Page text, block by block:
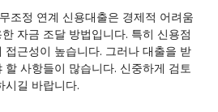
조정 연계 신용대출은 경제적 어려움
자금 조달 방법입니다. 특히 신용점
접근성이 높습니다. 그러나 대출을 받
사항들이 많습니다. 신중하게 검토
시길 바랍니다.